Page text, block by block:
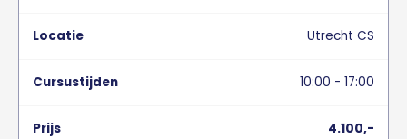
Utrecht CS
10:00 - 17:00
4.100,-